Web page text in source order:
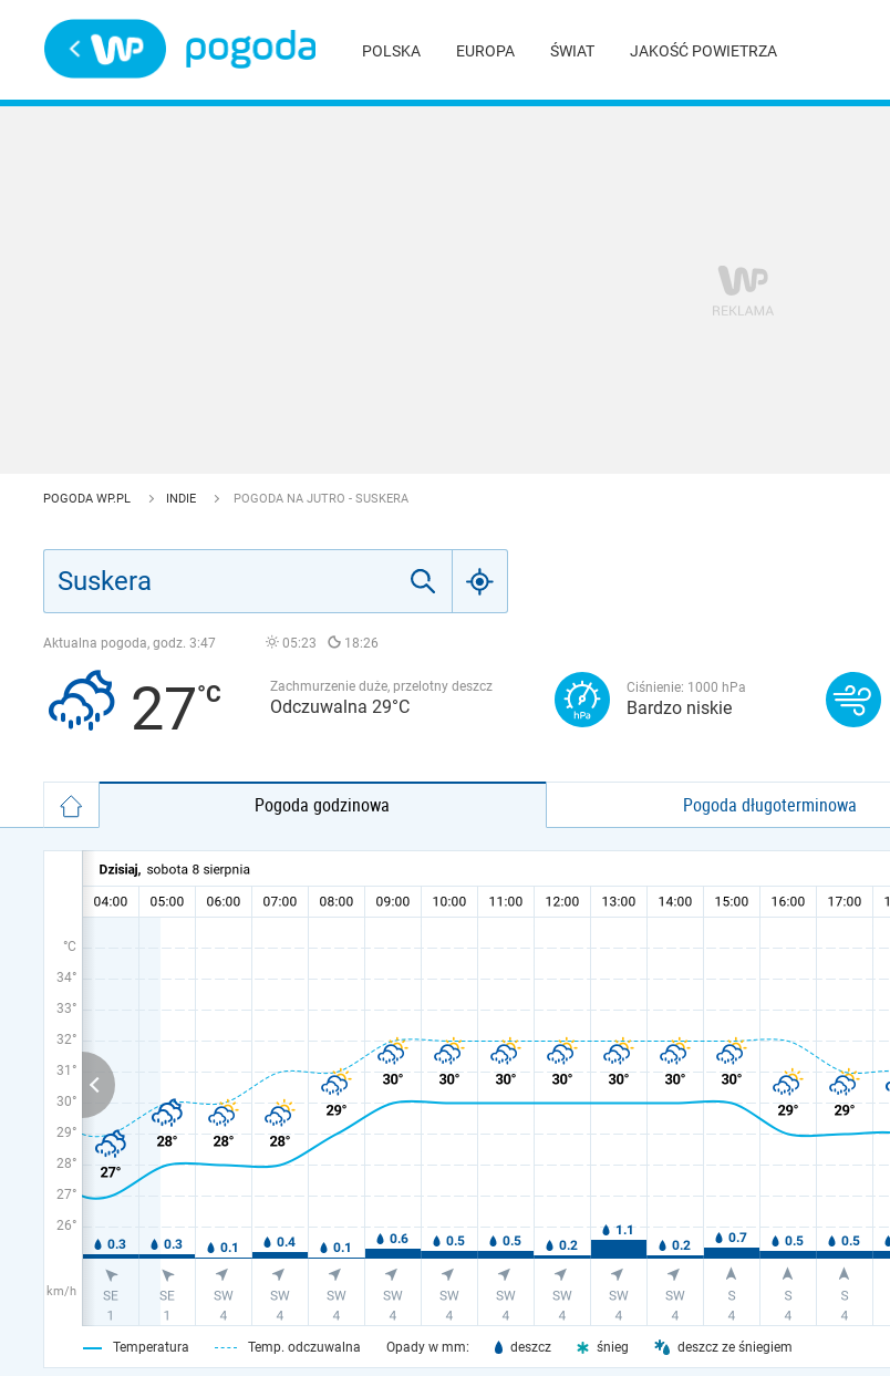
POLSKA EUROPA ŚWIAT JAKOŚĆ POWIETRZA
POGODA WP.PL INDIE POGODA NA JUTRO - SUSKERA
Aktualna pogoda, godz. 3:47 05:23 18:26
27 Zachmurzenie duże, przelotny deszcz
Odczuwalna 29°C
Ciśnienie: 1000 hPa
Bardzo niskie
Pogoda godzinowa Pogoda długoterminowa
°C
34°
33°
32°
31°
30°
29°
28°
27°
26°
km/h
Temperatura Temp. odczuwalna Opady w mm: deszcz śnieg deszcz ze śniegiem